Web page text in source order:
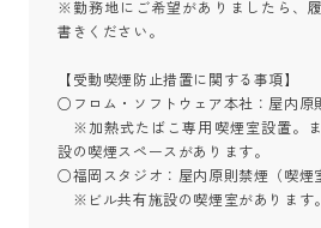
※勤務地にご希望がありましたら、
書きください。
【受動喫煙防止措置に関する事項】
○フロム・ソフトウェア本社：屋内原
※加熱式たばこ専用喫煙室設置。
設の喫煙スペースがあります。
○福岡スタジオ：屋内原則禁煙（喫煙
※ビル共有施設の喫煙室があります。